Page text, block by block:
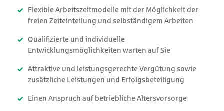
Flexible Arbeitszeitmodelle mit der Möglichkeit der
freien Zeiteinteilung und selbständigem Arbeiten
Qualifizierte und individuelle
Entwicklungsmöglichkeiten warten auf Sie
Attraktive und leistungsgerechte Vergütung sowie
zusätzliche Leistungen und Erfolgsbeteiligung
Einen Anspruch auf betriebliche Altersvorsorge